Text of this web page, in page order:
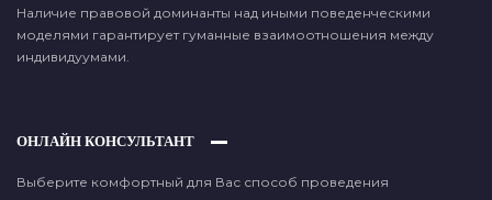
Наличие правовой доминанты над иными поведенческими
моделями гарантирует гуманные взаимоотношения между
индивидуумами.
ОНЛАЙН КОНСУЛЬТАНТ
Выберите комфортный для Вас способ проведения